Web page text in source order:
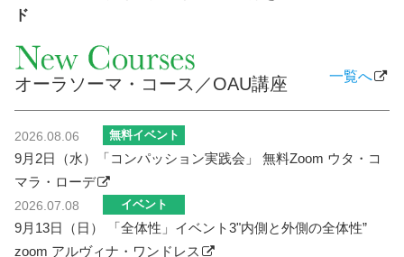
ド
オーラソーマ・コース／OAU講座 一覧へ
2026.08.06 無料イベント
9月2日（水）「コンパッション実践会」 無料Zoom ウタ・コ
マラ・ローデ
2026.07.08 イベント
9月13日（日） 「全体性」イベント3"内側と外側の全体性”
zoom アルヴィナ・ワンドレス